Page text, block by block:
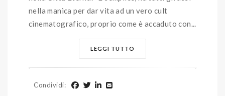
nella manica per dar vita ad un vero cult
cinematografico, proprio come è accaduto con...
LEGGI TUTTO
Condividi: